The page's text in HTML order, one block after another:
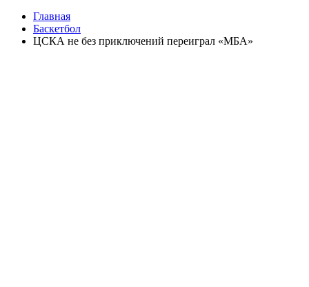
Главная
Баскетбол
ЦСКА не без приключений переиграл «МБА»